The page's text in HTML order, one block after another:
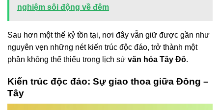
nghiệm sôi động về đêm
Sau hơn một thế kỷ tồn tại, nơi đây vẫn giữ được gần như
nguyên vẹn những nét kiến trúc độc đáo, trở thành một
phần không thể thiếu trong lịch sử văn hóa Tây Đô.
Kiến trúc độc đáo: Sự giao thoa giữa Đông –
Tây